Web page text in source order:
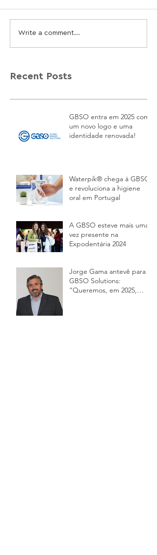
Write a comment...
Recent Posts
GBSO entra em 2025 com
um novo logo e uma
identidade renovada!
Waterpik® chega à GBSO
e revoluciona a higiene
oral em Portugal
A GBSO esteve mais uma
vez presente na
Expodentária 2024
Jorge Gama antevê para a
GBSO Solutions:
“Queremos, em 2025,